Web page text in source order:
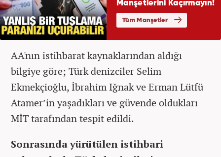
AA'nın istihbarat kaynaklarından aldığı
bilgiye göre; Türk denizciler Selim
Ekmekçioğlu, İbrahim Iğnak ve Erman Lütfü
Atamer’in yaşadıkları ve güvende oldukları
MİT tarafından tespit edildi.
Sonrasında yürütülen istihbari